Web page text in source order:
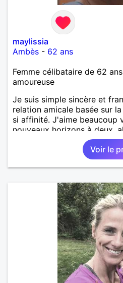
maylissia
Ambès - 62 ans
Femme célibataire de 62
amoureuse
Je suis simple sincère et
relation amicale basée sur
si affinité. J'aime beaucoup
nouveaux horizons à deux,
Voir le